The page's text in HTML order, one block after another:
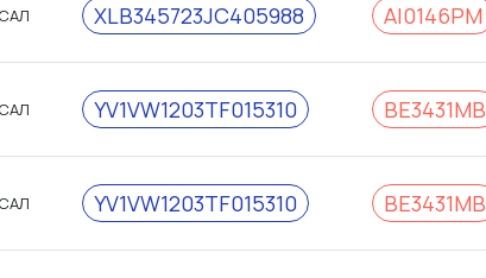
XLB345723JC405988 AI0146PM
YV1VW1203TF015310 BE3431MB
YV1VW1203TF015310 BE3431MB